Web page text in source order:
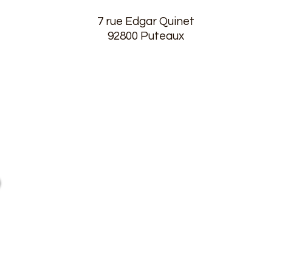
Newsletters n°1 2025/20267 rue Edgar Quinet
92800 Puteaux